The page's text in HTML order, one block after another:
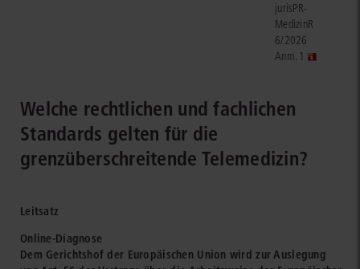
jurisPR-
MedizinR
6/2026
Anm. 1
Welche rechtlichen und fachlichen
Standards gelten für die
grenzüberschreitende Telemedizin?
Leitsatz
Online-Diagnose
Dem Gerichtshof der Europäischen Union wird zur Auslegung